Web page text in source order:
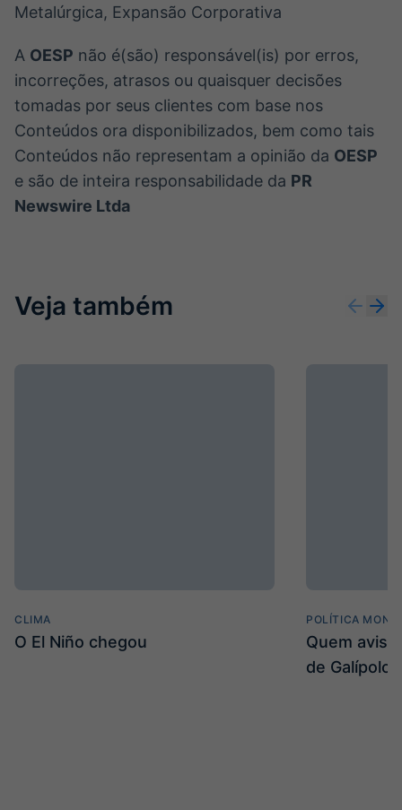
Metalúrgica, Expansão Corporativa
A OESP não é(são) responsável(is) por erros,
incorreções, atrasos ou quaisquer decisões
tomadas por seus clientes com base nos
Conteúdos ora disponibilizados, bem como tais
Conteúdos não representam a opinião da OESP
e são de inteira responsabilidade da PR
Newswire Ltda
Veja também
CLIMA
O El Niño chegou
POLÍTICA
Quem
de Galípolo